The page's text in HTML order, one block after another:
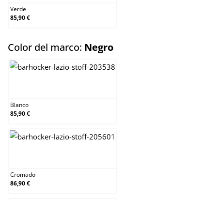
Verde
85,90 €
Color del marco: Negroselect
Blanco
85,90 €
Cromado
86,90 €